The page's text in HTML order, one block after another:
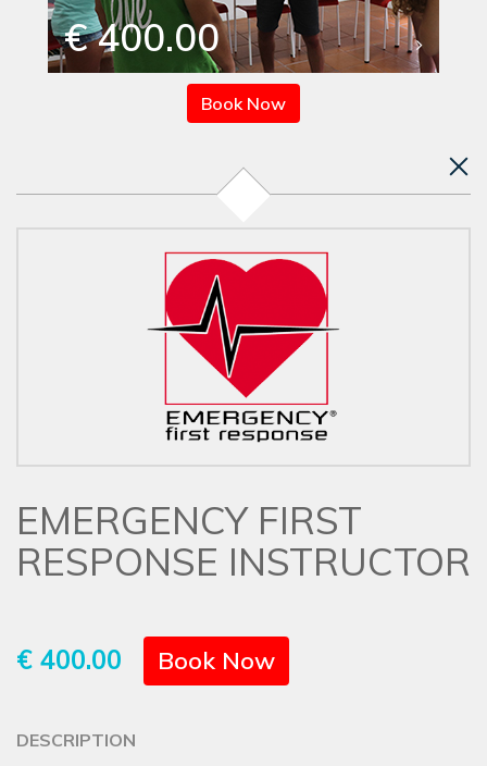
€ 400.00
Book Now
EMERGENCY FIRST
RESPONSE INSTRUCTOR
€ 400.00 Book Now
DESCRIPTION